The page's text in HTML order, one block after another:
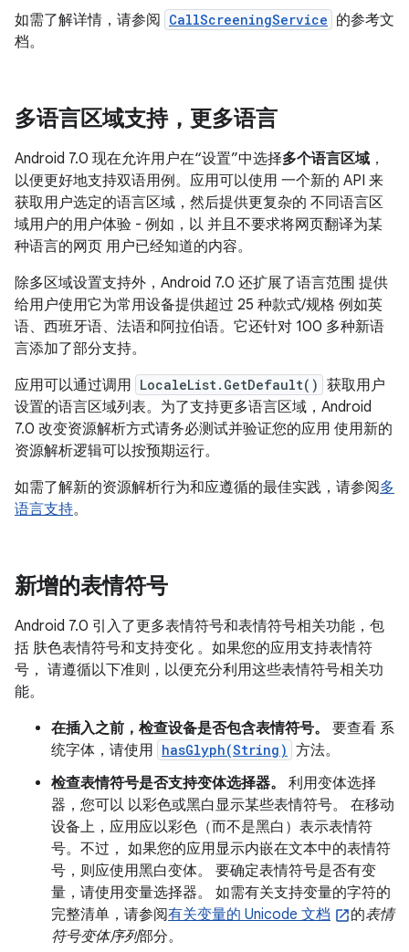
如需了解详情，请参阅 CallScreeningService 的参考文
档。
多语言区域支持，更多语言
Android 7.0 现在允许用户在“设置”中选择多个语言区域 ，
以便更好地支持双语用例。应用可以使用 一个新的 API 来
获取用户选定的语言区域，然后提供更复杂的 不同语言区
域用户的用户体验 - 例如，以 并且不要求将网页翻译为某
种语言的网页 用户已经知道的内容。
除多区域设置支持外，Android 7.0 还扩展了语言范围 提供
给用户使用它为常用设备提供超过 25 种款式/规格 例如英
语、西班牙语、法语和阿拉伯语。它还针对 100 多种新语
言添加了部分支持。
应用可以通过调用 LocaleList.GetDefault() 获取用户
设置的语言区域列表。为了支持更多语言区域，Android
7.0 改变资源解析方式请务必测试并验证您的应用 使用新的
资源解析逻辑可以按预期运行。
如需了解新的资源解析行为和应遵循的最佳实践，请参阅多
语言支持。
新增的表情符号
Android 7.0 引入了更多表情符号和表情符号相关功能，包
括 肤色表情符号和支持变化 。如果您的应用支持表情符
号， 请遵循以下准则，以便充分利用这些表情符号相关功
能。
在插入之前，检查设备是否包含表情符号。
要查看 系
统字体，请使用 hasGlyph(String) 方法。
检查表情符号是否支持变体选择器。
利用变体选择
器，您可以 以彩色或黑白显示某些表情符号。 在移动
设备上，应用应以彩色（而不是黑白）表示表情符
号。不过， 如果您的应用显示内嵌在文本中的表情符
号，则应使用黑白变体。 要确定表情符号是否有变
量，请使用变量选择器。 如需有关支持变量的字符的
完整清单，请参阅有关变量的 Unicode 文档 的表情
符号变体序列部分。